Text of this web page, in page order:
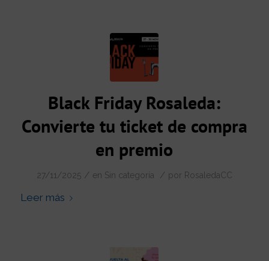
Black Friday Rosaleda:
Convierte tu ticket de compra
en premio
27/11/2025 / en Sin categoría / por RosaledaCC
Leer más